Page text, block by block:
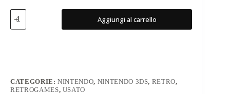
Pokemon
Ultra
Sole
Aggiungi al carrello
CATEGORIE:NINTENDO, NINTENDO 3DS, RETRO,
RETROGAMES, USATO